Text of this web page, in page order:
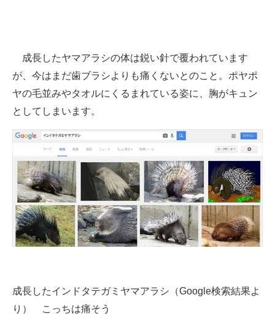
成長したヤマアラシの体は鋭い針で覆われています
が、今はまだ歯ブラシよりも痛くないとのこと。ポヤポ
ヤの毛並みやタオルにくるまれている姿に、胸がキュン
としてしまいます。
成長したインドタテガミヤマアラシ（Google検索結果よ
り） こっちは痛そう